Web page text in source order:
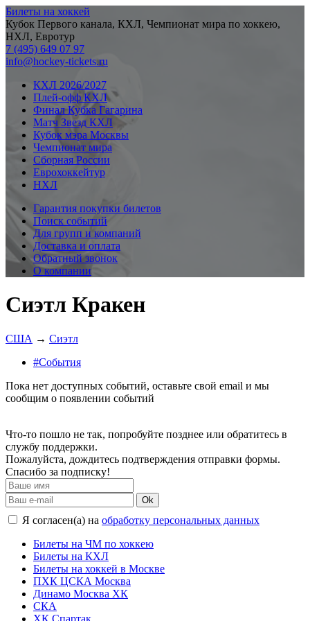
Билеты на хоккей
Кубок Первого канала, КХЛ, Чемпионат мира по хоккею,
НХЛ, Евротур
7 (495) 649 07 97
info@hockey-tickets.ru
КХЛ 2026/2027
Плей-офф КХЛ
Финал Кубка Гагарина
Матч Звезд КХЛ
Кубок мэра Москвы
Чемпионат мира
Сборная России
Еврохоккейтур
НХЛ
Гарантия покупки билетов
Поиск событий
Для групп и компаний
Доставка и оплата
Обратный звонок
О компании
Сиэтл Кракен
США → Сиэтл
#События
Пока нет доступных событий, оставьте свой email и мы
сообщим о появлении событий
Что-то пошло не так, попробуйте позднее или обратитесь в
службу поддержки.
Пожалуйста, дождитесь подтверждения отправки формы.
Спасибо за подписку!
Ok
Я согласен(а) на обработку персональных данных
Билеты на ЧМ по хоккею
Билеты на КХЛ
Билеты на хоккей в Москве
ПХК ЦСКА Москва
Динамо Москва ХК
СКА
ХК Спартак